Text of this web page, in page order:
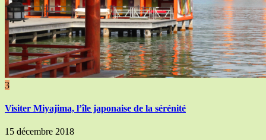
3
Visiter Miyajima, l’île japonaise de la sérénité
15 décembre 2018